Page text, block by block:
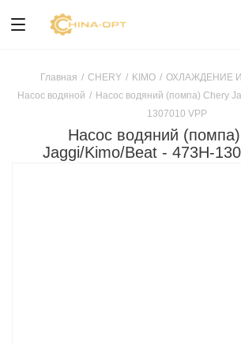
Главная / CHERY / KIMO / ОХЛАЖДЕНИЕ
Насос водяной / Насос водяний (помпа) Chery
1307010 VPP
Насос водяний
Jaggi/Kimo/Beat - 473H-